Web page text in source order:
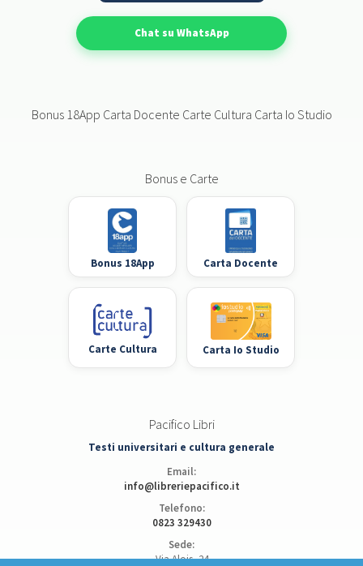
Chat su WhatsApp
Bonus 18App Carta Docente Carte Cultura Carta Io Studio
Bonus e Carte
Bonus 18App Carta Docente
Carte Cultura Carta Io Studio
Pacifico Libri
Testi universitari e cultura generale
Email:
info@libreriepacifico.it
Telefono:
0823 329430
Sede:
Via Alois, 24